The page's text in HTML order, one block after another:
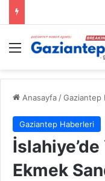
Menü
Anasayfa /Gaziantep
Gaziantep Haberleri
Ekmek